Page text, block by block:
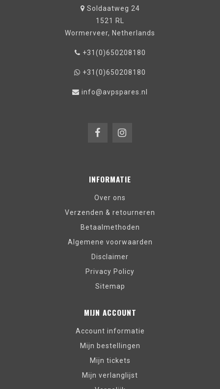
Soldaatweg 24
1521 RL
Wormerveer, Netherlands
+31(0)650208180
+31(0)650208180
info@avpspares.nl
INFORMATIE
Over ons
Verzenden & retourneren
Betaalmethoden
Algemene voorwaarden
Disclaimer
Privacy Policy
Sitemap
MIJN ACCOUNT
Account informatie
Mijn bestellingen
Mijn tickets
Mijn verlanglijst